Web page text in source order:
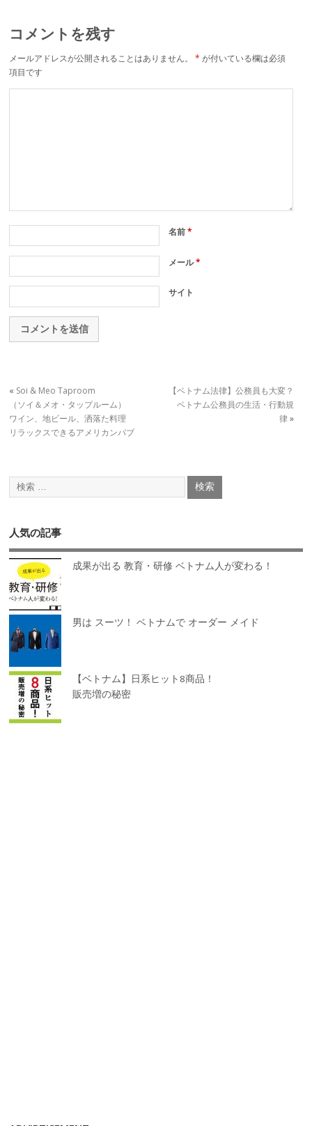
コメントを残す
メールアドレスが公開されることはありません。 * が付いている欄は必須
項目です
名前*
メール*
サイト
« Soi & Meo Taproom
（ソイ＆メオ・タップルーム）
ワイン、地ビール、洒落た料理
リラックスできるアメリカンパブ
【ベトナム法律】公務員も大変？
ベトナム公務員の生活・行動規
律»
人気の記事
成果が出る 教育・研修 ベトナム人が変わる！
男は スーツ！ ベトナムで オーダー メイド
【ベトナム】日系ヒット8商品！
販売増の秘密